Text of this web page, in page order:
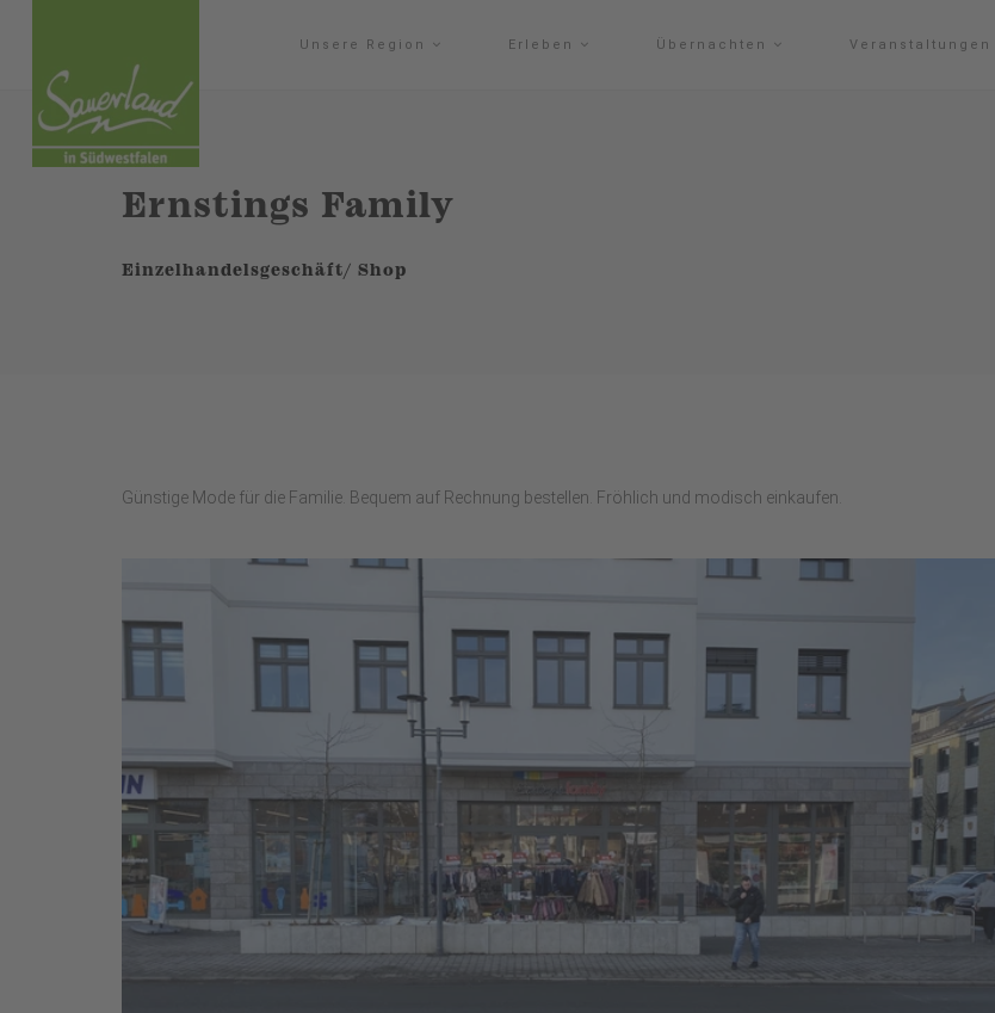
Unsere Region Erleben Übernachten Veranstaltungen
Ernstings Family
Einzelhandelsgeschäft/ Shop
Günstige Mode für die Familie. Bequem auf Rechnung bestellen. Fröhlich und modisch einkaufen.